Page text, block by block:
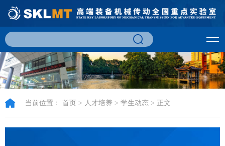
当前位置： 首页 > 人才培养 > 学生动态 > 正文